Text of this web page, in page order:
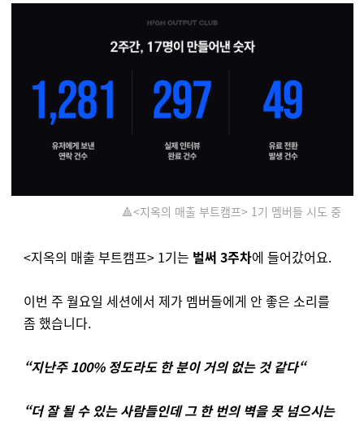
🔺<지옥의 매출 부트캠프> 1기 멤버들 시도 중
<지옥의 매출 부트캠프> 1기는 벌써 3주차에 들어갔어요.
이번 주 월요일 세션에서 제가 멤버들에게 안 좋은 소리를
좀 했습니다.
“지난주 100% 정도라도 한 분이 거의 없는 것 같다“
“더 잘 될 수 있는 사람들인데 그 한 번의 벽을 못 넘으시는